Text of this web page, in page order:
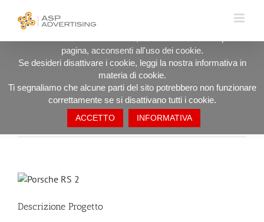
contenuto
Erre Esse Centri Porsche – Advertising
Precedente Successivo
Ingrandisci
Descrizione Progetto
UTILIZZIAMO I COOKIE PER OFFRIRTI LA MIGLIORE
ESPERIENZA DI NAVIGAZIONE POSSIBILE.
pagina, acconsenti all'uso dei cookie.
Se desideri disattivare i cookie, leggi la nostra informativa in
materia di cookie.
Ti segnaliamo che alcune parti del sito potrebbero non funzionare
correttamente se si disattivano tutti i cookie.
ACCETTO INFORMATIVA